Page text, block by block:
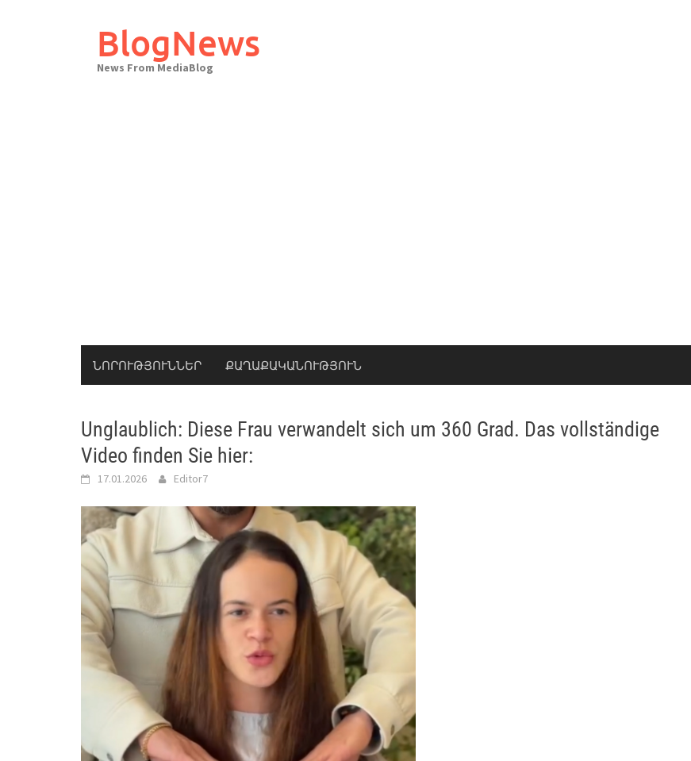
BlogNews
News From MediaBlog
ՆՈՐՈՒԹՅՈՒՆՆԵՐ ՔԱՂԱՔԱԿԱՆՈՒԹՅՈՒՆ
Unglaublich: Diese Frau verwandelt sich um 360 Grad. Das vollständige
Video finden Sie hier:
17.01.2026 Editor7